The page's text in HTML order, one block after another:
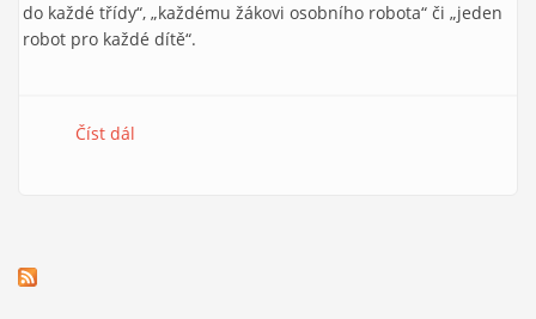
do každé třídy“, „každému žákovi osobního robota“ či „jeden
robot pro každé dítě“.
Číst dál